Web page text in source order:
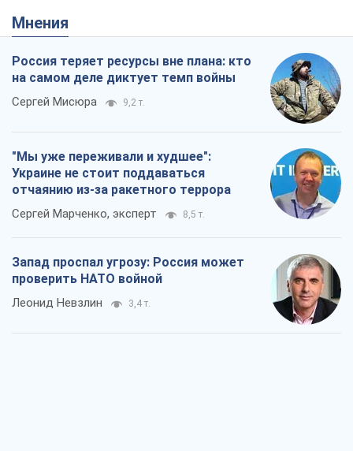
Мнения
Россия теряет ресурсы вне плана: кто
на самом деле диктует темп войны
Сергей Мисюра 9,2 т.
"Мы уже переживали и худшее":
Украине не стоит поддаваться
отчаянию из-за ракетного террора
Сергей Марченко, эксперт 8,5 т.
Запад проспал угрозу: Россия может
проверить НАТО войной
Леонид Невзлин 3,4 т.